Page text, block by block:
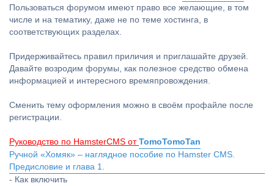
Пользоваться форумом имеют право все желающие, в том
числе и на тематику, даже не по теме хостинга, в
соответствующих разделах.
Придерживайтесь правил приличия и приглашайте друзей.
Давайте возродим форумы, как полезное средство обмена
информацией и интересного времяпровождения.
Сменить тему оформления можно в своём профайле после
регистрации.
Руководство по HamsterCMS от TomoTomoTan
Ручной «Хомяк» – наглядное пособие по Hamster CMS.
Предисловие и глава 1.
- Как включить